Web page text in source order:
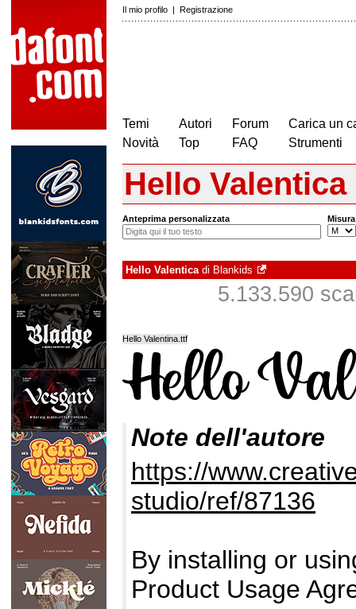
Il mio profilo | Registrazione
Temi
Novità
Autori
Top
Forum
FAQ
Carica un
Strumenti
Hello Valentica
Anteprima personalizzata Misura
Hello Valenticadi Blankids
5.133.590
Hello Valentina.ttf
Note dell'autore
https://
studio/ref/87136
By installing or
Product Usage